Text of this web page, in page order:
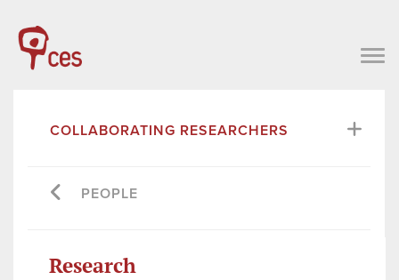
COLLABORATING RESEARCHERS
PEOPLE
Research